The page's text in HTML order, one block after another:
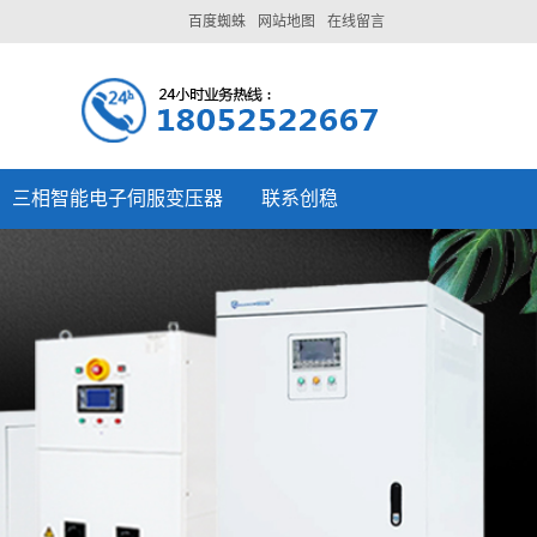
在线留言
网站地图
百度蜘蛛
三相智能电子伺服变压器 联系创稳